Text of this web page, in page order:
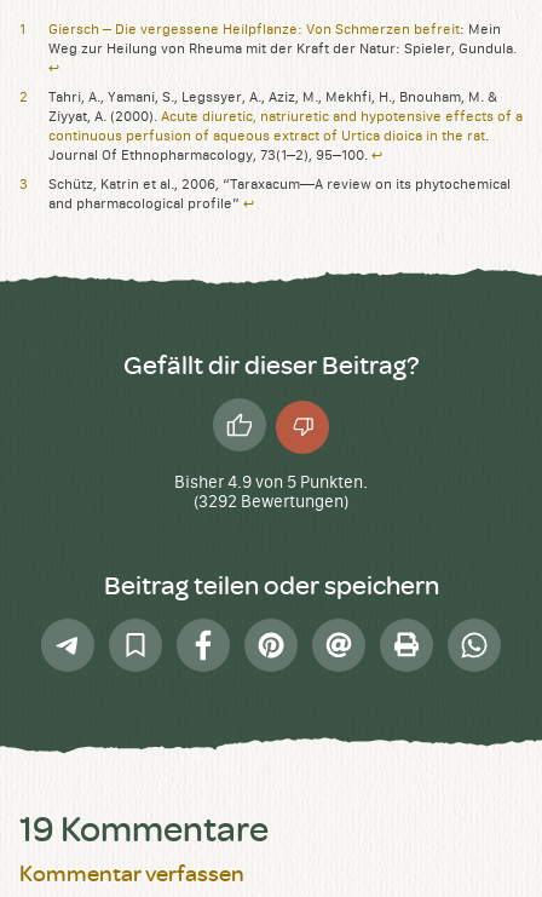
Giersch – Die vergessene Heilpflanze: Von Schmerzen befreit: Mein
Weg zur Heilung von Rheuma mit der Kraft der Natur: Spieler, Gundula.
↩︎
Tahri, A., Yamani, S., Legssyer, A., Aziz, M., Mekhfi, H., Bnouham, M. &
Ziyyat, A. (2000). Acute diuretic, natriuretic and hypotensive effects of a
continuous perfusion of aqueous extract of Urtica dioica in the rat
Journal Of Ethnopharmacology, 73(1–2), 95–100. ↩︎
Schütz, Katrin et al., 2006, “Taraxacum—A review on its phytochemical
and pharmacological profile” ↩︎
Gefällt dir dieser Beitrag?
Daumen
hoch
Daumen
runter
Bisher4.9von 5 Punkten.
(3292 Bewertungen)
Beitrag teilen oder speichern
Telegram
In
Sammlung
FacebookPinterest
E-
Mail
Drucken
19 Kommentare
Kommentar verfassen